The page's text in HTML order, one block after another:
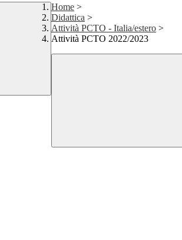
Home >
Didattica >
Attività PCTO - Italia/estero >
Attività PCTO 2022/2023